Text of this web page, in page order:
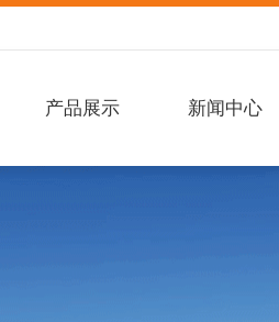
产品展示 新闻中心